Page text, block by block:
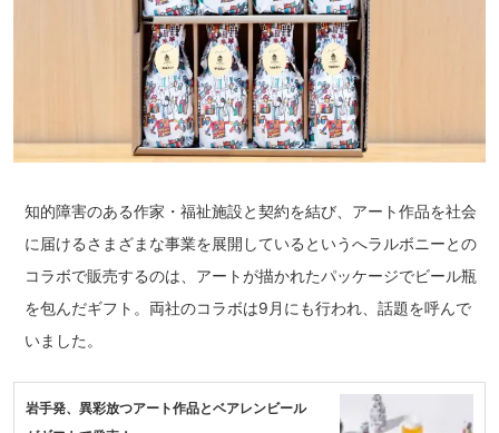
知的障害のある作家・福祉施設と契約を結び、アート作品を社会
に届けるさまざまな事業を展開しているというへラルボニーとの
コラボで販売するのは、アートが描かれたパッケージでビール瓶
を包んだギフト。両社のコラボは9月にも行われ、話題を呼んで
いました。
岩手発、異彩放つアート作品とベアレンビール